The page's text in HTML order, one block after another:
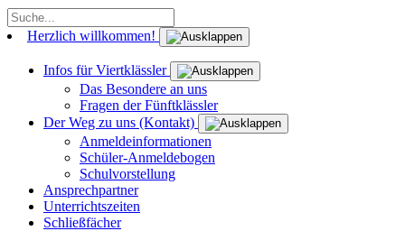
Herzlich willkommen!
Infos für Viertklässler
Das Besondere an uns
Fragen der Fünftklässler
Der Weg zu uns (Kontakt)
Anmeldeinformationen
Schüler-Anmeldebogen
Schulvorstellung
Ansprechpartner
Unterrichtszeiten
Schließfächer